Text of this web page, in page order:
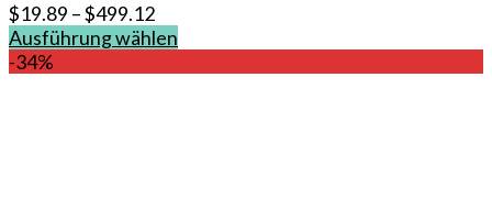
$19.89 –$499.12
Ausführung wählen
Dieses
-34%